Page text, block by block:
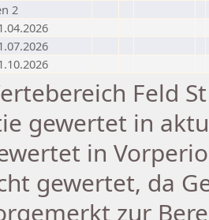
2
Feld
gewertet in
in
gewertet, da
zur